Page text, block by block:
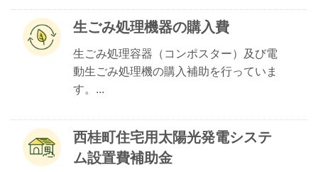
生ごみ処理機器の購入費
生ごみ処理容器（コンポスター）及び電
動生ごみ処理機の購入補助を行っていま
す。...
西桂町住宅用太陽光発電システ
ム設置費補助金